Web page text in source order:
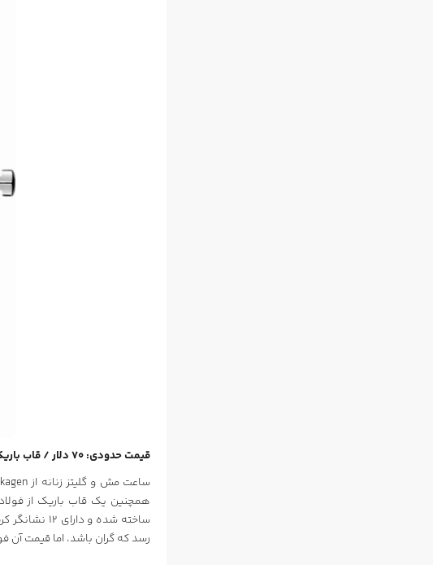
قیمت حدودی: 70 دلار / قاب باریک از فولاد زنگ / صفحه کروم / نشانگر کریستالی
ساخته شده
رسد که گران باشد، اما قیمت